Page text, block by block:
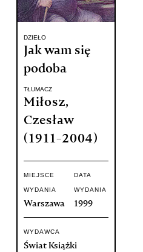
DZIEŁO
Jak wam się
podoba
TŁUMACZ
Miłosz,
Czesław
(1911-2004)
MIEJSCE
WYDANIA
Warszawa
DATA
WYDANIA
1999
WYDAWCA
Świat Książki